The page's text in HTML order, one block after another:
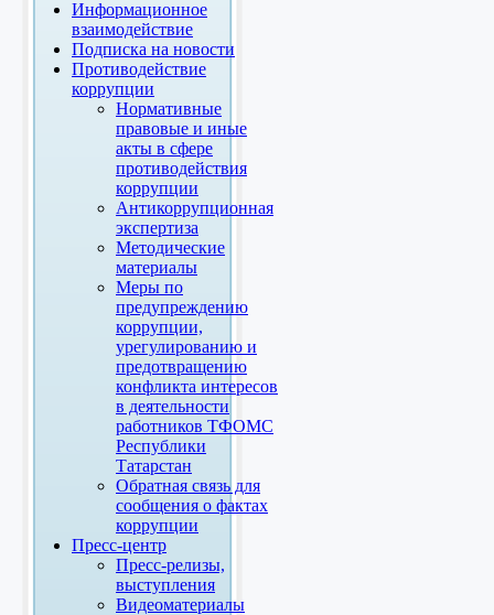
Информационное
взаимодействие
Подписка на новости
Противодействие
коррупции
Нормативные
правовые и иные
акты в сфере
противодействия
коррупции
Антикоррупционная
экспертиза
Методические
материалы
Меры по
предупреждению
коррупции,
урегулированию и
предотвращению
конфликта интересов
в деятельности
работников ТФОМС
Республики
Татарстан
Обратная связь для
сообщения о фактах
коррупции
Пресс-центр
Пресс-релизы,
выступления
Видеоматериалы